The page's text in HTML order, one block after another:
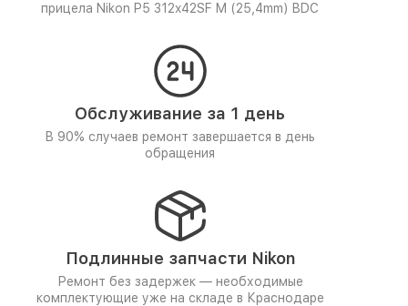
прицела Nikon P5 312x42SF M (25,4mm) BDC
Обслуживание за 1 день
В 90% случаев ремонт завершается в день
обращения
Подлинные запчасти Nikon
Ремонт без задержек — необходимые
комплектующие уже на складе в Краснодаре